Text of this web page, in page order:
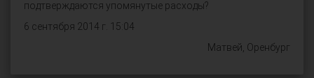
подтверждаются упомянутые расходы?
6 сентября 2014 г. 15:04
Матвей, Оренбург